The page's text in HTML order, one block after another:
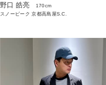
野口 皓亮
170cm
スノーピーク 京都高島屋S.C.